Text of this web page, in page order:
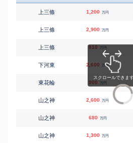
上三條 1,200 万円
上三條 2,900 万円
上三條 810 万円
下河東 2,600 万円
東花輪 900 万円
山之神 2,600 万円
山之神 680 万円
山之神 1,300 万円